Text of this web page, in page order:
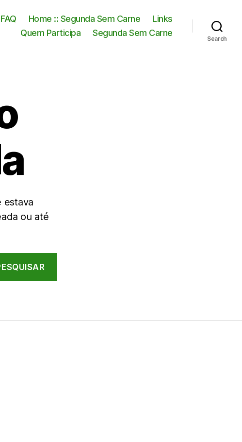
FAQ Home :: Segunda Sem Carne
Links
Quem Participa
Segunda Sem Carne
Search
estava
ou até